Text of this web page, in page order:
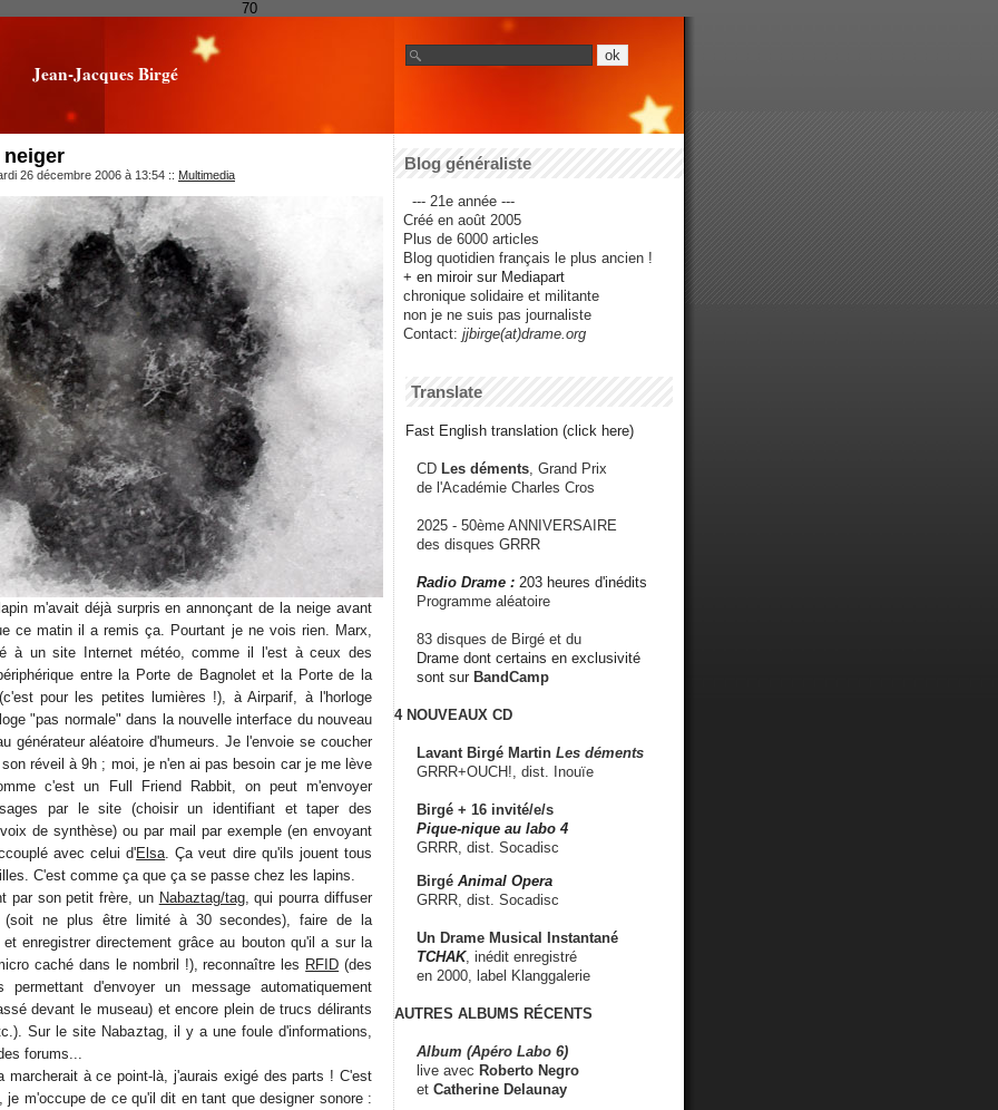
70
Jean-Jacques Birgé
26 décembre 2006 à 13:54 :: Multimedia
m'avait déjà surpris en annonçant de la neige avant
ce matin il a remis ça. Pourtant je ne vois rien. Marx,
à un site Internet météo, comme il l'est à ceux des
entre la Porte de Bagnolet et la Porte de la
pour les petites lumières !), à Airparif, à l'horloge
"pas normale" dans la nouvelle interface du nouveau
générateur aléatoire d'humeurs. Je l'envoie se coucher
réveil à 9h ; moi, je n'en ai pas besoin car je me lève
c'est un Full Friend Rabbit, on peut m'envoyer
par le site (choisir un identifiant et taper des
de synthèse) ou par mail par exemple (en envoyant
avec celui d'Elsa . Ça veut dire qu'ils jouent tous
C'est comme ça que ça se passe chez les lapins.
par son petit frère, un Nabaztag/tag, qui pourra diffuser
(soit ne plus être limité à 30 secondes), faire de la
enregistrer directement grâce au bouton qu'il a sur la
caché dans le nombril !), reconnaître les RFID (des
permettant d'envoyer un message automatiquement
devant le museau) et encore plein de trucs délirants
Sur le site Nabaztag, il y a une foule d'informations,
forums...
marcherait à ce point-là, j'aurais exigé des parts ! C'est
je m'occupe de ce qu'il dit en tant que designer sonore :
Blog généraliste
--- 21e année ---
Créé en août 2005
Plus de 6000 articles
Blog quotidien français le plus ancien !
+ en miroir sur Mediapart
chronique solidaire et militante
non je ne suis pas journaliste
Contact: jjbirge(at)drame.org
Translate
Fast English translation (click here)
CD Les déments , Grand Prix
de l'Académie Charles Cros
2025 - 50ème ANNIVERSAIRE
des disques GRRR
Radio Drame : 203 heures d'inédits
Programme aléatoire
83 disques de Birgé et du
Drame dont certains en exclusivité
sont sur BandCamp
4 NOUVEAUX CD
Lavant Birgé Martin Les déments
GRRR+OUCH!, dist. Inouïe
Birgé + 16 invité/e/s
Pique-nique au labo 4
GRRR, dist. Socadisc
Birgé Animal Opera
GRRR, dist. Socadisc
Un Drame Musical Instantané
TCHAK, inédit enregistré
en 2000, label Klanggalerie
AUTRES ALBUMS RÉCENTS
Album (Apéro Labo 6)
live avec Roberto Negro
et Catherine Delaunay